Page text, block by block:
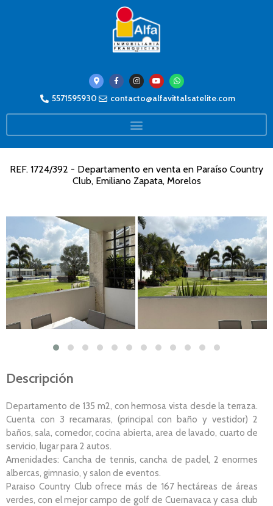
5571595930 contacto@alfavittalsatelite.com
REF. 1724/392 - Departamento en venta en Paraíso Country
Club, Emiliano Zapata, Morelos
Descripción
Departamento de 135 m2, con hermosa vista desde la terraza.
Cuenta con 3 recamaras, (principal con baño y vestidor) 2
baños, sala, comedor, cocina abierta, area de lavado, cuarto de
servicio, lugar para 2 autos.
Amenidades: Cancha de tennis, cancha de padel, 2 enormes
albercas, gimnasio, y salon de eventos.
Paraiso Country Club ofrece más de 167 hectáreas de áreas
verdes, con el mejor campo de golf de Cuernavaca y casa club